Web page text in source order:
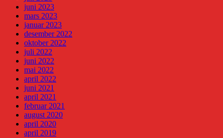
juni 2023
mars 2023
januar 2023
desember 2022
oktober 2022
juli 2022
juni 2022
mai 2022
april 2022
juni 2021
april 2021
februar 2021
august 2020
april 2020
april 2019